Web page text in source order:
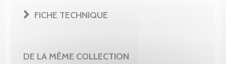
FICHE TECHNIQUE
DE LA MÊME COLLECTION